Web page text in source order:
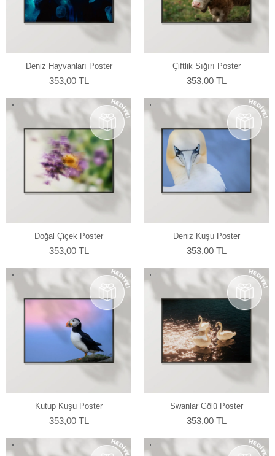
Deniz Hayvanları Poster
353,00 TL
Çiftlik Sığırı Poster
353,00 TL
Doğal Çiçek Poster
353,00 TL
Deniz Kuşu Poster
353,00 TL
Kutup Kuşu Poster
353,00 TL
Swanlar Gölü Poster
353,00 TL